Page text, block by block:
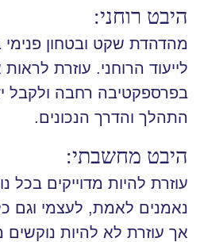
היבט רוחני:
מהדהדת שקט ובטחון
לייעוד הרוחני. עוזרת
בפרספקטיבה רחבה ולקבל
התהלך והדרך הנכונים.
היבט מחשבתי:
עוזרת להיות מדוייקים בכל
נאמנים לאמת, לעצמי וגם
אך עוזרת לא להיות נוקשים